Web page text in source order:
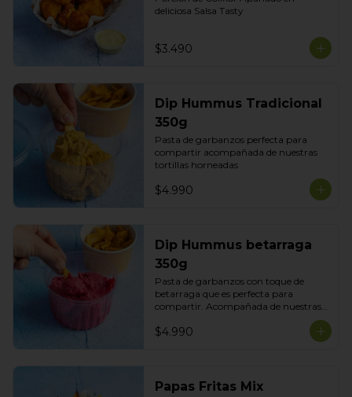
deliciosa Salsa Tasty
$3.490
Dip Hummus Tradicional
350g
Pasta de garbanzos perfecta para
compartir acompañada de nuestras
tortillas horneadas
$4.990
Dip Hummus betarraga
350g
Pasta de garbanzos con toque de
betarraga que es perfecta para
compartir. Acompañada de nuestras
$4.990
Papas Fritas Mix